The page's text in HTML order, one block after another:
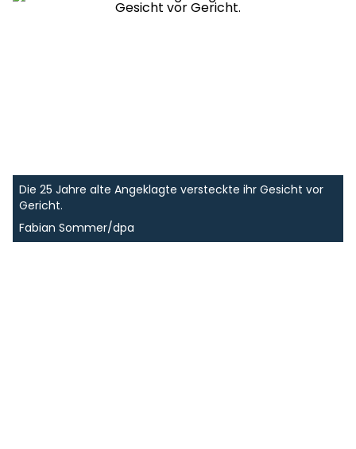
Die 25 Jahre alte Angeklagte versteckte ihr Gesicht vor
Gericht.
Fabian Sommer/dpa